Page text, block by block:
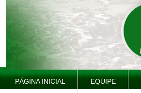
PÁGINA INICIAL EQUIPE